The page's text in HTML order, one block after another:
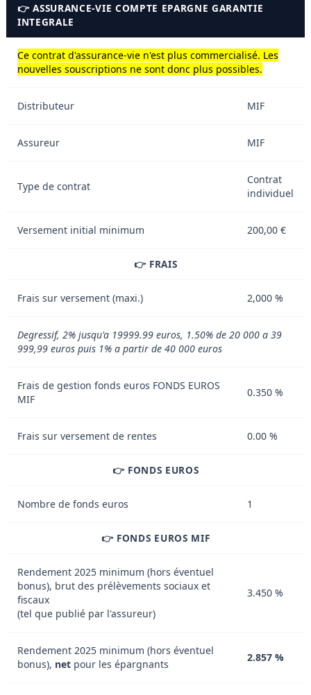
👉 ASSURANCE-VIE COMPTE EPARGNE GARANTIE
INTEGRALE
Ce contrat d'assurance-vie n'est plus commercialisé. Les
nouvelles souscriptions ne sont donc plus possibles.
Distributeur MIF
Assureur MIF
Type de contrat
Contrat
individuel
Versement initial minimum 200,00 €
👉 FRAIS
Frais sur versement (maxi.) 2,000 %
Degressif, 2% jusqu'a 19999.99 euros, 1.50% de 20 000 a 39
999,99 euros puis 1% a partir de 40 000 euros
Frais de gestion fonds euros FONDS EUROS
MIF
0.350 %
Frais sur versement de rentes 0.00 %
👉 FONDS EUROS
Nombre de fonds euros 1
👉 FONDS EUROS MIF
Rendement 2025 minimum (hors éventuel
bonus), brut des prélèvements sociaux et
fiscaux
(tel que publié par l'assureur)
3.450 %
Rendement 2025 minimum (hors éventuel
bonus), net pour les épargnants
2.857 %